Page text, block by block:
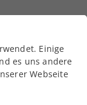
Einige
es uns andere
Webseite